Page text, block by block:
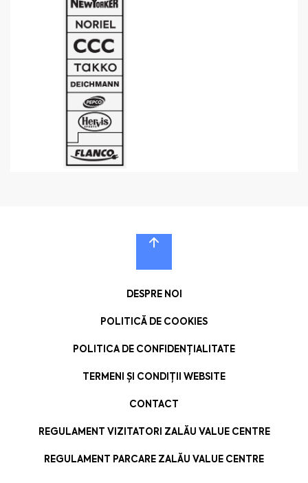
DESPRE NOI
POLITICĂ DE COOKIES
POLITICA DE CONFIDENȚIALITATE
TERMENI ȘI CONDIȚII WEBSITE
CONTACT
REGULAMENT VIZITATORI ZALĂU VALUE CENTRE
REGULAMENT PARCARE ZALĂU VALUE CENTRE